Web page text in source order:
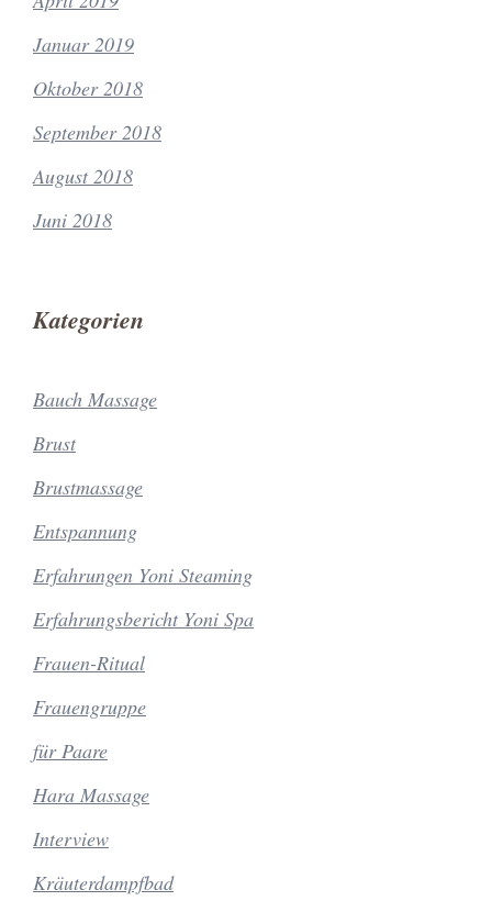
Januar 2019
Oktober 2018
September 2018
August 2018
Juni 2018
Kategorien
Bauch Massage
Brust
Brustmassage
Entspannung
Erfahrungen Yoni Steaming
Erfahrungsbericht Yoni Spa
Frauen-Ritual
Frauengruppe
für Paare
Hara Massage
Interview
Kräuterdampfbad